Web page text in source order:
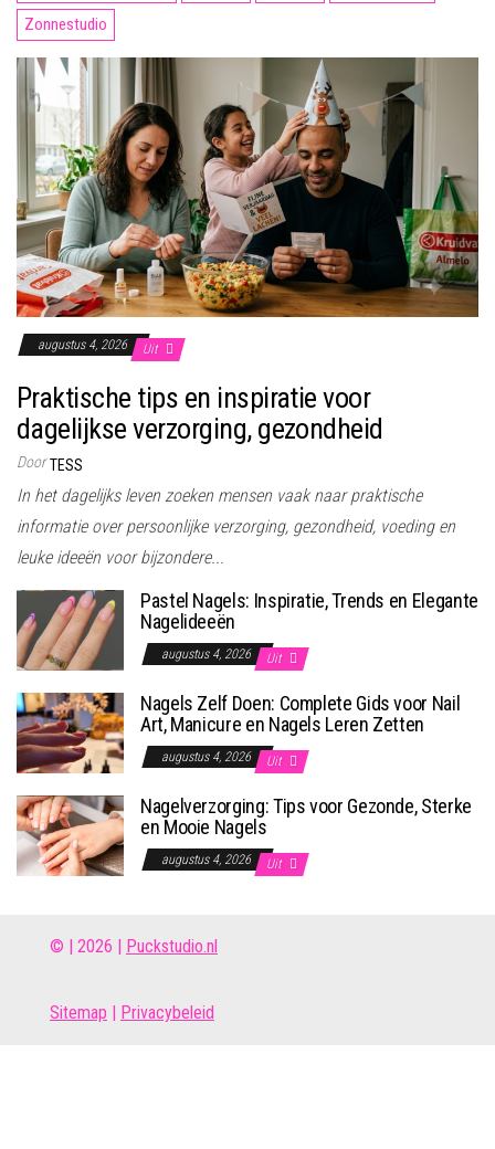
Zonnestudio
augustus 4, 2026 Uit
Praktische tips en inspiratie voor
dagelijkse verzorging, gezondheid
Door TESS
In het dagelijks leven zoeken mensen vaak naar praktische
informatie over persoonlijke verzorging, gezondheid, voeding en
leuke ideeën voor bijzondere...
Pastel Nagels: Inspiratie, Trends en Elegante
Nagelideeën
augustus 4, 2026 Uit
Nagels Zelf Doen: Complete Gids voor Nail
Art, Manicure en Nagels Leren Zetten
augustus 4, 2026 Uit
Nagelverzorging: Tips voor Gezonde, Sterke
en Mooie Nagels
augustus 4, 2026 Uit
© | 2026 | Puckstudio.nl
Sitemap | Privacybeleid